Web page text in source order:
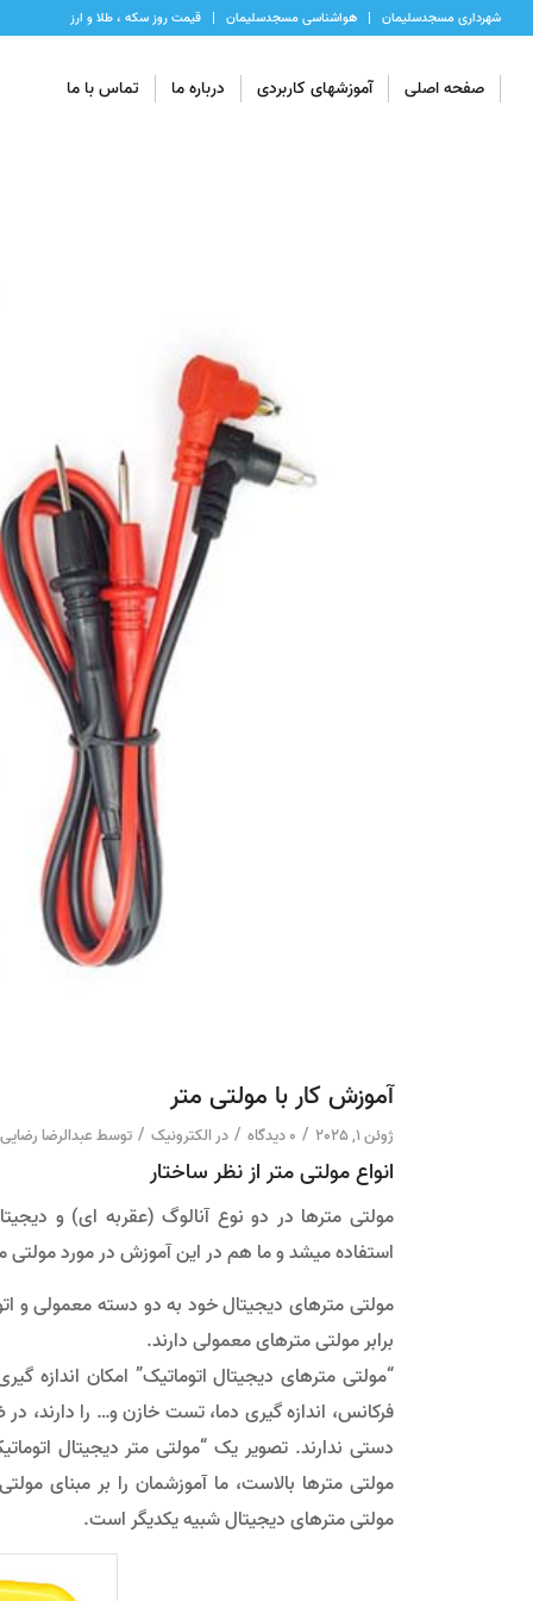
شهرداری مسجدسلیمان هواشناسی مسجدسلیمان قیمت روز سکه ، طلا و ارز
صفحه اصلی آموزشهای کاربردی درباره ما تماس با ما
آموزش کار با مولتی متر
ژوئن 1, 2025 / 0 دیدگاه / در الکترونیک / توسطعبدالرضا رضایی
انواع مولتی متر از نظر ساختار
مولتی مترها در دو نوع آنالوگ (عقربه ای) و
استفاده میشد و ما هم در این آموزش در مورد
مولتی مترهای دیجیتال خود به دو دسته معمولی و
برابر مولتی مترهای معمولی دارند.
دستی ندارند. تصویر یک “مولتی متر دیجیتال
مولتی مترها بالاست، ما آموزشمان را بر مبنای
مولتی مترهای دیجیتال شبیه یکدیگر است.